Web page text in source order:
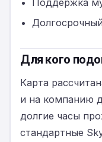
Поддержка
Для кого
Карта
и на компанию
долгие часы
стандартные